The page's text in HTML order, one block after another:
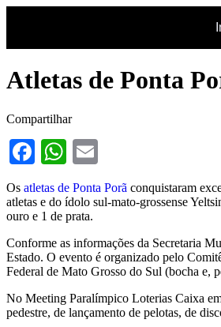
Atletas de Ponta
Compartilhar
Facebook
WhatsApp
Os atletas de Ponta Porã conquistaram
atletas e do ídolo sul-mato-grossense
ouro e 1 de prata.
Conforme as informações da Secretaria
Estado. O evento é organizado pelo
Federal de Mato Grosso do Sul (bocha e,
No Meeting Paralímpico Loterias Caixa
pedestre, de lançamento de pelotas, de